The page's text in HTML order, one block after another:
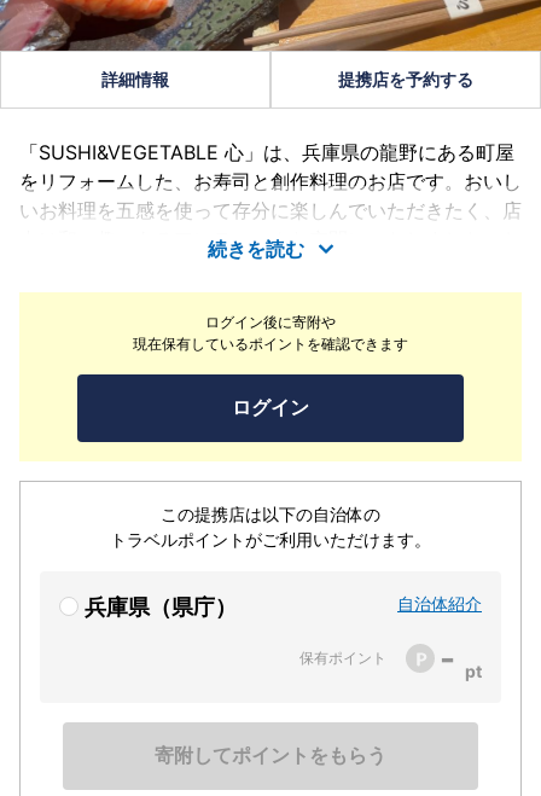
ログイン後に寄附や
現在保有しているポイントを確認できます
ログイン
この提携店は以下の自治体の
トラベルポイントがご利用いただけます。
兵庫県（県庁） 自治体紹介
保有ポイント -
寄附してポイントをもらう
詳細情報 提携店を予約する
「SUSHI&VEGETABLE 心」は、兵庫県の龍野にある町屋
をリフォームした、お寿司と創作料理のお店です。おいし
いお料理を五感を使って存分に楽しんでいただきたく、店
内は和の趣のあるアンティークな空間にいたしました。お
客様にゆっくりと時間を楽しんでいただきたいため、ご予
約制で店主おまかせのコースメニューをご提供しておりま
す。ここでこうしてお会いできたのも何かのご縁。私たち
は”＆”でつなげる「人と人」「心と心」そんなつながりを
大切にしています。
続きを読む